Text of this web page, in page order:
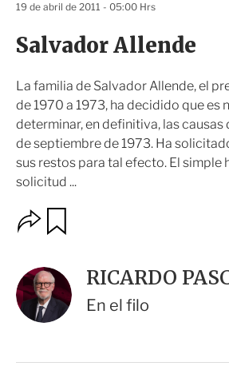
Salvador Allende
La familia de Salvador Allende, el
de 1970 a 1973, ha decidido que es
determinar, en definitiva, las causas
de septiembre de 1973. Ha
sus restos para tal efecto. El simple
solicitud ...
19 de abril de 2011 - 05:00 Hrs
O
p
o
n
e
s
c
a
r
RICARDO
En el filo